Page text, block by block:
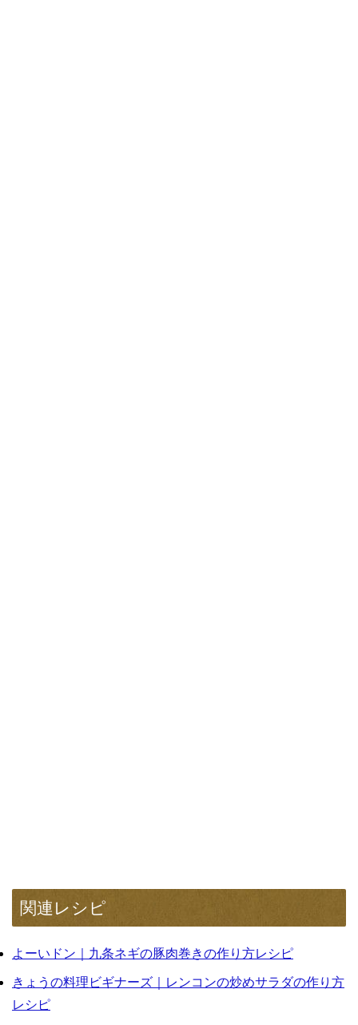
関連レシピ
よーいドン｜九条ネギの豚肉巻きの作り方レシピ
きょうの料理ビギナーズ｜レンコンの炒めサラダの作り方
レシピ